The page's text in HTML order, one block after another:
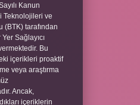
Kanun
Teknolojileri ve
(BTK) tarafından
Sağlayıcı
Bu
içerikleri proaktif
veya araştırma
Ancak,
içeriklerin